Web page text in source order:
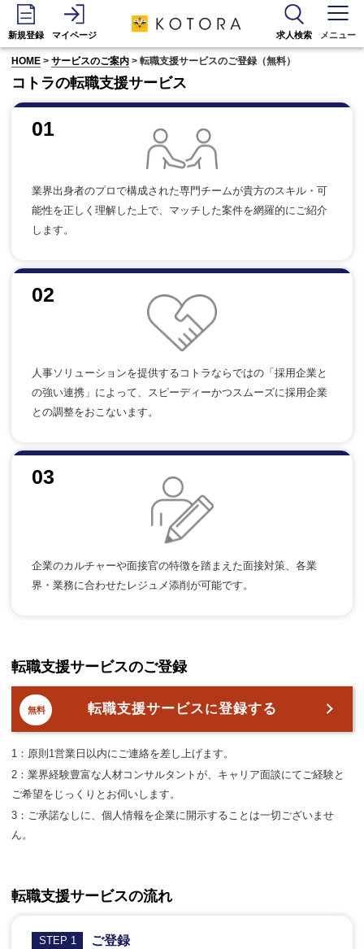
新規登録 マイページ 求人検索 メニュー
HOME >サービスのご案内 > 転職支援サービスのご登録（無料）
コトラの転職支援サービス
01
業界出身者のプロで構成された専門チームが貴方のスキル・可
能性を正しく理解した上で、マッチした案件を網羅的にご紹介
します。
02
人事ソリューションを提供するコトラならではの「採用企業と
の強い連携」によって、スピーディーかつスムーズに採用企業
との調整をおこないます。
03
企業のカルチャーや面接官の特徴を踏まえた面接対策、各業
界・業務に合わせたレジュメ添削が可能です。
転職支援サービスのご登録
無料 転職支援サービスに登録する
1：原則1営業日以内にご連絡を差し上げます。
2：業界経験豊富な人材コンサルタントが、キャリア面談にてご経験と
ご希望をじっくりとお伺いします。
3：ご承諾なしに、個人情報を企業に開示することは一切ございませ
ん。
転職支援サービスの流れ
STEP 1 ご登録